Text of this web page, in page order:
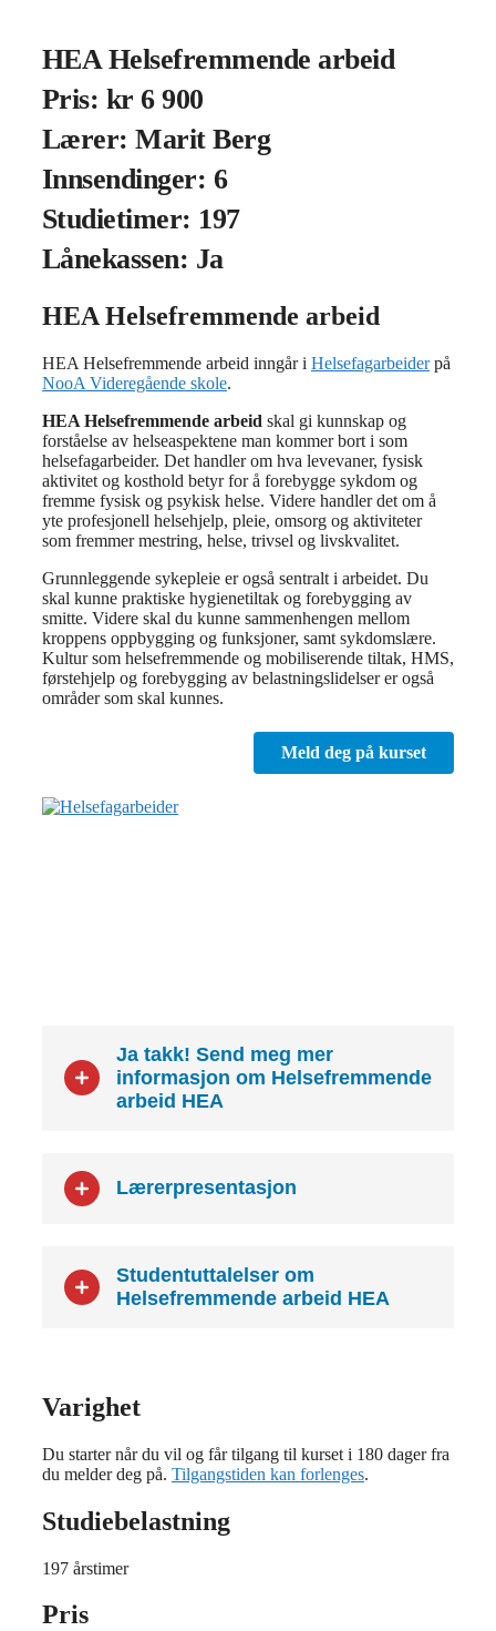
HEA Helsefremmende arbeid
Pris: kr 6 900
Lærer: Marit Berg
Innsendinger: 6
Studietimer: 197
Lånekassen: Ja
HEA Helsefremmende arbeid
HEA Helsefremmende arbeid inngår i Helsefagarbeiderpå
NooA Videregående skole.
HEA Helsefremmende arbeid skal gi kunnskap og
forståelse av helseaspektene man kommer bort i som
helsefagarbeider. Det handler om hva levevaner, fysisk
aktivitet og kosthold betyr for å forebygge sykdom og
fremme fysisk og psykisk helse. Videre handler det om å
yte profesjonell helsehjelp, pleie, omsorg og aktiviteter
som fremmer mestring, helse, trivsel og livskvalitet.
Grunnleggende sykepleie er også sentralt i arbeidet. Du
skal kunne praktiske hygienetiltak og forebygging av
smitte. Videre skal du kunne sammenhengen mellom
kroppens oppbygging og funksjoner, samt sykdomslære.
Kultur som helsefremmende og mobiliserende tiltak, HMS,
førstehjelp og forebygging av belastningslidelser er også
områder som skal kunnes.
Meld deg på kurset
Ja takk! Send meg mer
informasjon om Helsefremmende
arbeid HEA
Lærerpresentasjon
Studentuttalelser om
Helsefremmende arbeid HEA
Varighet
Du starter når du vil og får tilgang til kurset i 180 dager fra
du melder deg på. Tilgangstiden kan forlenges.
Studiebelastning
197 årstimer
Pris